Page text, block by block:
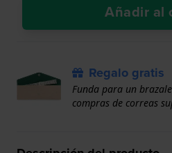
Añadir al
Regalo gratis
Funda para un
compras de correas